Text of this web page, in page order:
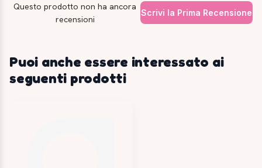
Questo prodotto non ha ancora
recensioni
Scrivi la Prima Recensione
Puoi anche essere interessato ai
seguenti prodotti